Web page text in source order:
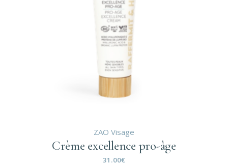
ZAO Visage
Crème excellence pro-âge
31.00€